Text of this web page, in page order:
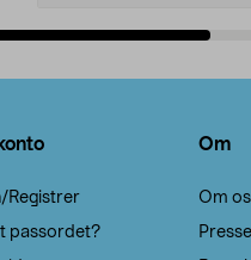
Registrer
passordet?
Om
Om
Presse